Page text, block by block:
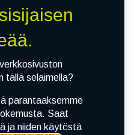
tällä selaimella?
parantaaksemme
Saat
ja niiden käytöstä